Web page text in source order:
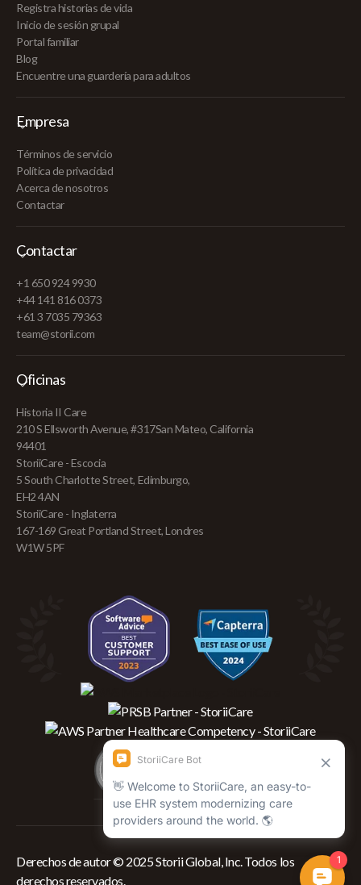
Registra historias de vida
Inicio de sesión grupal
Portal familiar
Blog
Encuentre una guardería para adultos
Empresa
Términos de servicio
Política de privacidad
Acerca de nosotros
Contactar
Contactar
+1 650 924 9930
+44 141 816 0373
+61 3 7035 79363
team@storii.com
Oficinas
Historia II Care
210 S Ellsworth Avenue, #317San Mateo, California
94401
StoriiCare - Escocia
5 South Charlotte Street, Edimburgo,
EH2 4AN
StoriiCare - Inglaterra
167-169 Great Portland Street, Londres
W1W 5PF
Derechos de autor © 2025 Storii Global, Inc. Todos los
derechos reservados.